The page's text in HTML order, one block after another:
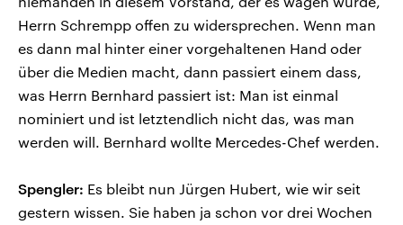
Herrn Schrempp offen zu widersprechen. Wenn man
es dann mal hinter einer vorgehaltenen Hand oder
über die Medien macht, dann passiert einem dass,
was Herrn Bernhard passiert ist: Man ist einmal
nominiert und ist letztendlich nicht das, was man
werden will. Bernhard wollte Mercedes-Chef werden.
Spengler: Es bleibt nun Jürgen Hubert, wie wir seit
gestern wissen. Sie haben ja schon vor drei Wochen